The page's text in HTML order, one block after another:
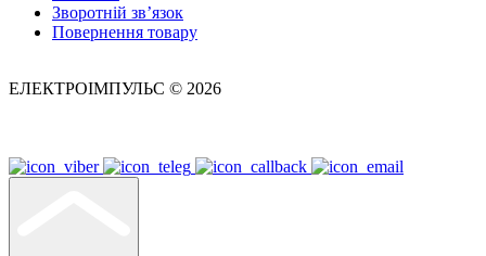
Зворотній зв’язок
Повернення товару
ЕЛЕКТРОІМПУЛЬС © 2026